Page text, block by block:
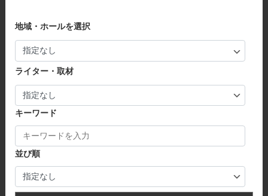
地域・ホールを選択
ライター・取材
キーワード
並び順